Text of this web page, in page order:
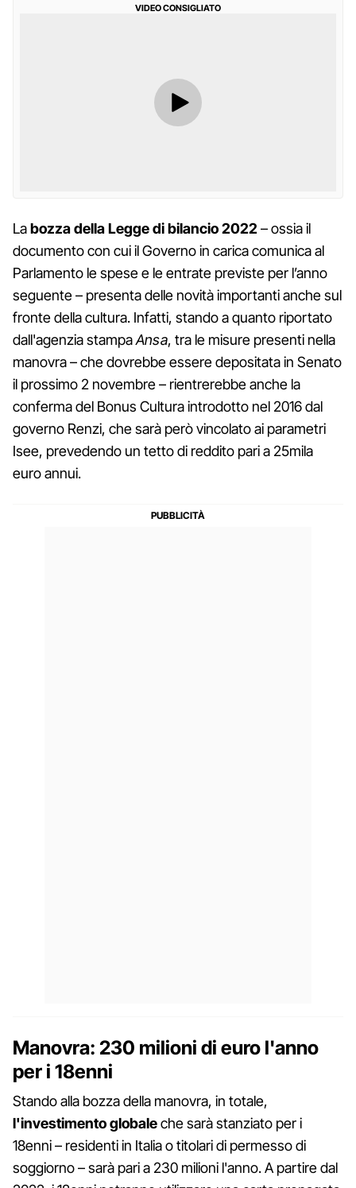
VIDEO CONSIGLIATO
Labozza della Legge di bilancio 2022– ossia il
documento con cui il Governo in carica comunica al
Parlamento le spese e le entrate previste per l’anno
seguente – presenta delle novità importanti anche sul
fronte della cultura. Infatti, stando a quanto riportato
dall'agenzia stampaAnsa, tra le misure presenti nella
manovra – che dovrebbe essere depositata in Senato
il prossimo 2 novembre – rientrerebbe anche la
conferma del Bonus Cultura introdotto nel 2016 dal
governo Renzi, che sarà però vincolato ai parametri
Isee, prevedendo un tetto di reddito pari a 25mila
euro annui.
Manovra: 230 milioni di euro l'anno
per i 18enni
Stando alla bozza della manovra, in totale,
l'investimento globaleche sarà stanziato per i
18enni – residenti in Italia o titolari di permesso di
soggiorno – sarà pari a 230 milioni l'anno. A partire dal